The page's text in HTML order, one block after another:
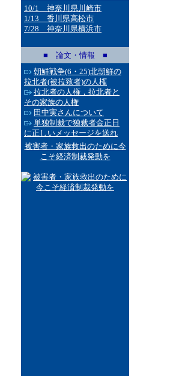
10/1 神奈川県川崎市
1/13 香川県高松市
7/28 神奈川県横浜市
■ 論文・情報 ■
朝鮮戦争(6・25)北朝鮮の
拉北者(被拉致者)の人権
拉北者の人権，拉北者と
その家族の人権
田中実さんについて
単独制裁で独裁者金正日
に正しいメッセージを送れ
被害者・家族救出のために今
こそ経済制裁発動を